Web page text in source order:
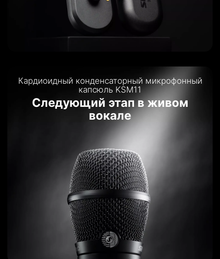
Кардиоидный конденсаторный микрофонный
капсюль KSM11
Следующий этап в живом
вокале